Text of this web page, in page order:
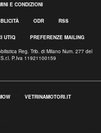
E CONDIZIONI
ODR RSS
UTIQ PREFERENZE MAILING
Reg. Trib. di Milano Num. 277 del
P.Iva 11921100159
VETRINAMOTORI.IT